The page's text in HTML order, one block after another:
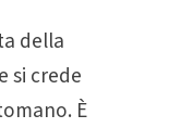
della
si crede
È